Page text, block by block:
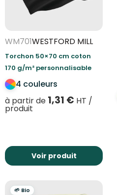
WM701WESTFORD MILL
Torchon 50×70 cm coton
170 g/m² personnalisable
4 couleurs
à partir de 1,31 € HT /
produit
Voir produit
🌱 Bio